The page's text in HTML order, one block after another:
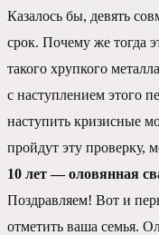
Казалось бы, девять
срок. Почему же тогда
такого хрупкого
с наступлением этого
наступить кризисные
пройдут эту проверку,
10 лет — оловянная
Поздравляем! Вот и
отметить ваша семья.